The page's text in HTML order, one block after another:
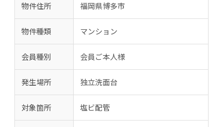
物件住所 福岡県博多市
物件種類 マンション
会員種別 会員ご本人様
発生場所 独立洗面台
対象箇所 塩ビ配管